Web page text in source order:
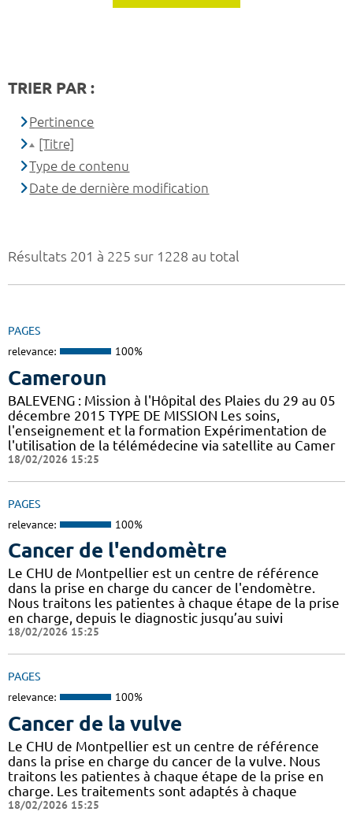
Résultats 201 à 225 sur 1228 au total
PAGES
relevance: 100%
Cameroun
BALEVENG : Mission à l'Hôpital des Plaies du 29 au 05
décembre 2015 TYPE DE MISSION Les soins,
l'enseignement et la formation Expérimentation de
l'utilisation de la télémédecine via satellite au Camer
18/02/2026 15:25
PAGES
relevance: 100%
Cancer de l'endomètre
Le CHU de Montpellier est un centre de référence
dans la prise en charge du cancer de l'endomètre.
Nous traitons les patientes à chaque étape de la prise
en charge, depuis le diagnostic jusqu’au suivi
18/02/2026 15:25
PAGES
relevance: 100%
Cancer de la vulve
Le CHU de Montpellier est un centre de référence
dans la prise en charge du cancer de la vulve. Nous
traitons les patientes à chaque étape de la prise en
charge. Les traitements sont adaptés à chaque
18/02/2026 15:25
TRIER PAR :
Pertinence
[Titre]
Type de contenu
Date de dernière modification